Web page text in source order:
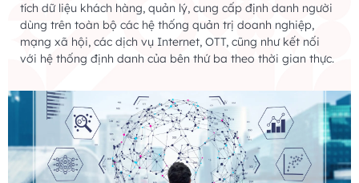
tích dữ liệu khách hàng, quản lý, cung cấp định danh người
dùng trên toàn bộ các hệ thống quản trị doanh nghiệp,
mạng xã hội, các dịch vụ Internet, OTT, cũng như kết nối
với hệ thống định danh của bên thứ ba theo thời gian thực.